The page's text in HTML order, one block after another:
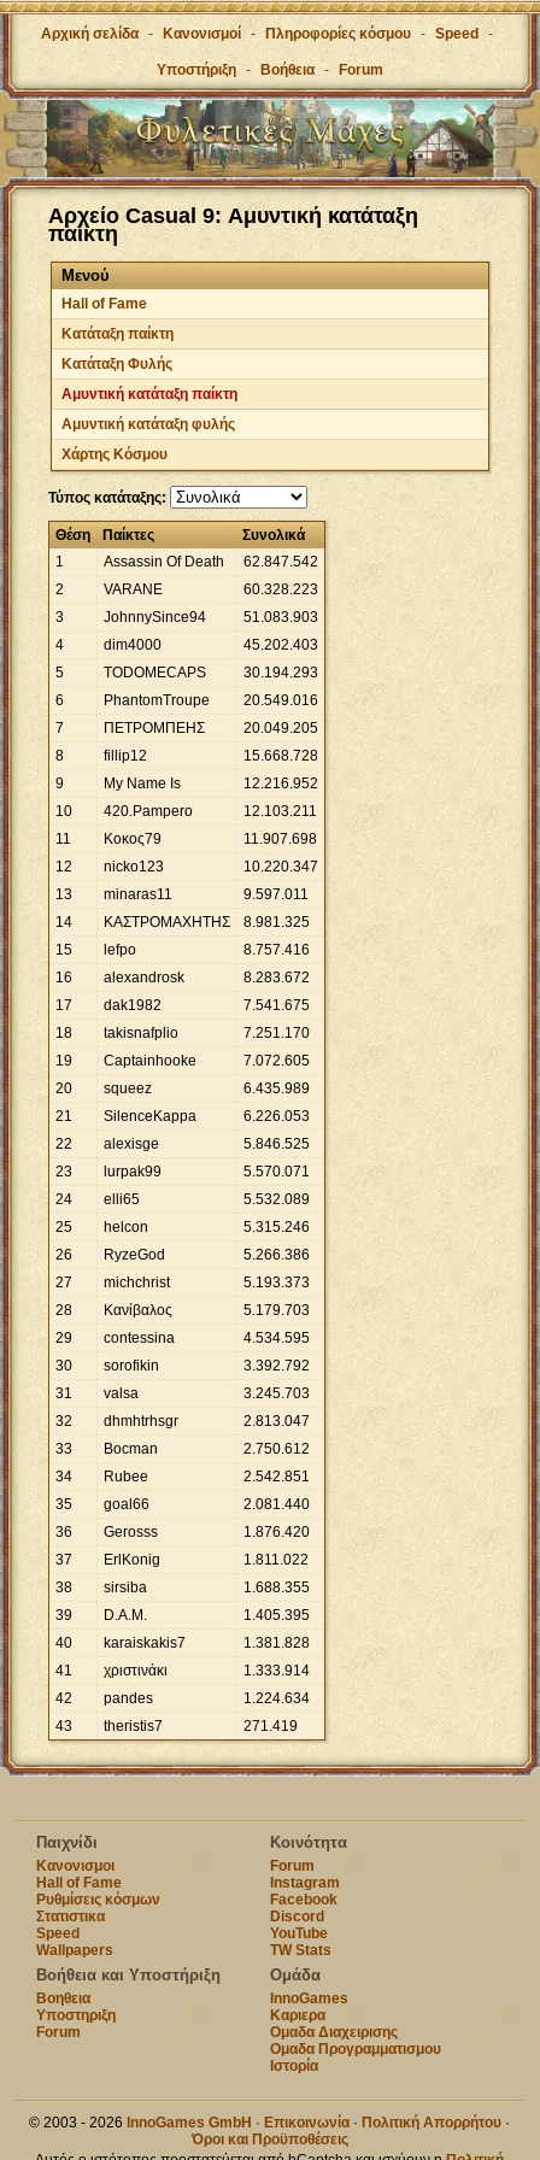
Αρχική σελίδα - Κανονισμοί - Πληροφορίες κόσμου - Speed -
Υποστήριξη - Βοήθεια - Forum
Αρχείο Casual 9: Αμυντική κατάταξη
παίκτη
Μενού
Hall of Fame
Κατάταξη παίκτη
Κατάταξη Φυλής
Αμυντική κατάταξη παίκτη
Αμυντική κατάταξη φυλής
Χάρτης Κόσμου
Τύπος κατάταξης:
Θέση Παίκτες
Συνολικά
1
Assassin Of Death 62.847.542
2
VARANE 60.328.223
3
JohnnySince94 51.083.903
4
dim4000 45.202.403
5
TODOMECAPS 30.194.293
6
PhantomTroupe 20.549.016
7
ΠΕΤΡΟΜΠΕΗΣ 20.049.205
8
fillip12 15.668.728
9
My Name Is 12.216.952
10
420.Pampero 12.103.211
11
Κοκος79 11.907.698
12
nicko123 10.220.347
13
minaras11 9.597.011
14
ΚΑΣΤΡΟΜΑΧΗΤΗΣ 8.981.325
15
lefpo 8.757.416
16
alexandrosk 8.283.672
17
dak1982 7.541.675
18
takisnafplio 7.251.170
19
Captainhooke 7.072.605
20
squeez 6.435.989
21
SilenceKappa 6.226.053
22
alexisge 5.846.525
23
lurpak99 5.570.071
24
elli65 5.532.089
25
helcon 5.315.246
26
RyzeGod 5.266.386
27
michchrist 5.193.373
28
Κανίβαλος 5.179.703
29
contessina 4.534.595
30
sorofikin 3.392.792
31
valsa 3.245.703
32
dhmhtrhsgr 2.813.047
33
Bocman 2.750.612
34
Rubee 2.542.851
35
goal66 2.081.440
36
Gerosss 1.876.420
37
ErlKonig 1.811.022
38
sirsiba 1.688.355
39
D.A.M. 1.405.395
40
karaiskakis7 1.381.828
41
χριστινάκι 1.333.914
42
pandes 1.224.634
43
theristis7 271.419
Παιχνίδι
Κανονισμοι
Hall of Fame
Ρυθμίσεις κόσμων
Στατιστικα
Speed
Wallpapers
Κοινότητα
Forum
Instagram
Facebook
Discord
YouTube
TW Stats
Βοήθεια και Υποστήριξη
Βοηθεια
Υποστηριξη
Forum
Ομάδα
InnoGames
Καριερα
Ομαδα Διαχειρισης
Ομαδα Προγραμματισμου
Ιστορία
© 2003 - 2026 InnoGames GmbH · Επικοινωνία · Πολιτική Απορρήτου ·
Όροι και Προϋποθέσεις